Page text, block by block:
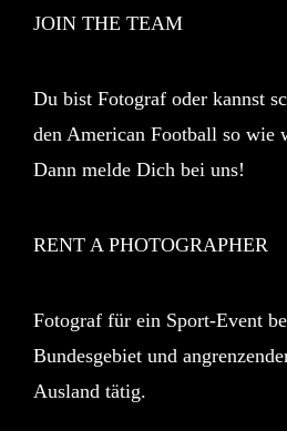
JOIN THE TEAM
Du bist Fotograf oder kannst
den American Football so wie
Dann melde Dich bei uns!
RENT A PHOTOGRAPHER
Fotograf für ein Sport-Event
Bundesgebiet und
Ausland tätig.